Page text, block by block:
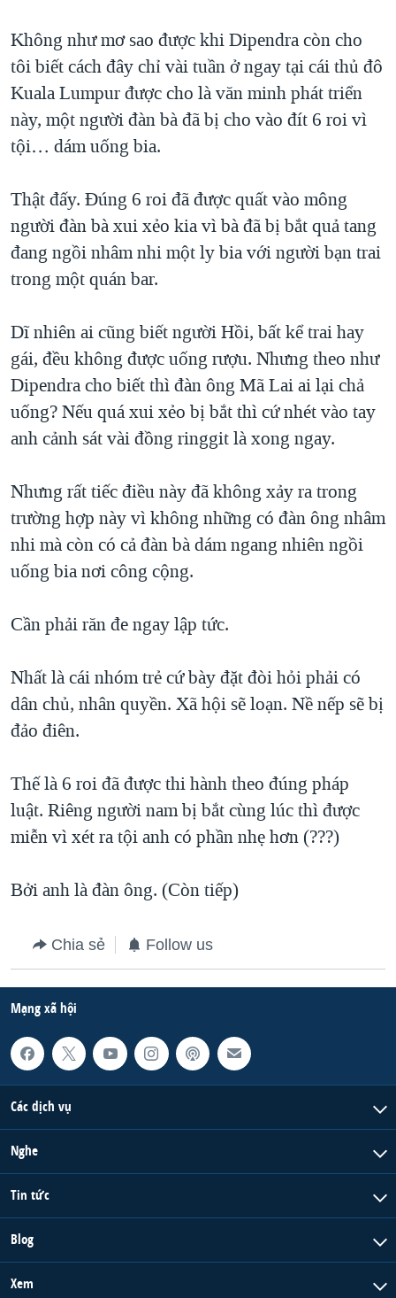
Không như mơ sao được khi Dipendra còn cho
tôi biết cách đây chỉ vài tuần ở ngay tại cái thủ đô
Kuala Lumpur được cho là văn minh phát triển
này, một người đàn bà đã bị cho vào đít 6 roi vì
tội… dám uống bia.
Thật đấy. Đúng 6 roi đã được quất vào mông
người đàn bà xui xẻo kia vì bà đã bị bắt quả tang
đang ngồi nhâm nhi một ly bia với người bạn trai
trong một quán bar.
Dĩ nhiên ai cũng biết người Hồi, bất kể trai hay
gái, đều không được uống rượu. Nhưng theo như
Dipendra cho biết thì đàn ông Mã Lai ai lại chả
uống? Nếu quá xui xẻo bị bắt thì cứ nhét vào tay
anh cảnh sát vài đồng ringgit là xong ngay.
Nhưng rất tiếc điều này đã không xảy ra trong
trường hợp này vì không những có đàn ông nhâm
nhi mà còn có cả đàn bà dám ngang nhiên ngồi
uống bia nơi công cộng.
Cần phải răn đe ngay lập tức.
Nhất là cái nhóm trẻ cứ bày đặt đòi hỏi phải có
dân chủ, nhân quyền. Xã hội sẽ loạn. Nề nếp sẽ bị
đảo điên.
Thế là 6 roi đã được thi hành theo đúng pháp
luật. Riêng người nam bị bắt cùng lúc thì được
miễn vì xét ra tội anh có phần nhẹ hơn (???)
Bởi anh là đàn ông. (Còn tiếp)
Chia sẻ Follow us
Mạng xã hội
Các dịch vụ
Nghe
Tin tức
Blog
Xem